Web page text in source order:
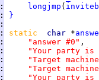
: longjmp (
:
}
:
: static char *
: "answer #0"
:
"Your party is
:
"Target
:
"Target
:
"Your party is